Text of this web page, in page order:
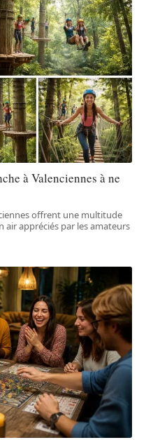
à Valenciennes à ne
offrent une multitude
air appréciés par les amateurs